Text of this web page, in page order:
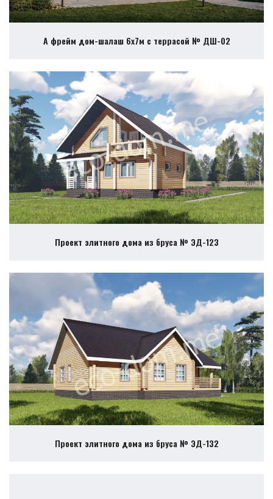
А фрейм дом-шалаш 6х7м с террасой № ДШ-02
Проект элитного дома из бруса № ЭД-123
Проект элитного дома из бруса № ЭД-132